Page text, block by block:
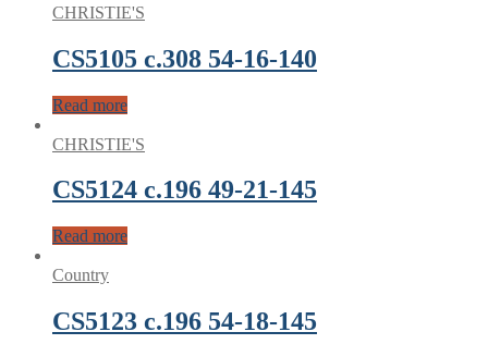
CHRISTIE'S
CS5105 c.308 54-16-140
Read more
CHRISTIE'S
CS5124 c.196 49-21-145
Read more
Country
CS5123 c.196 54-18-145